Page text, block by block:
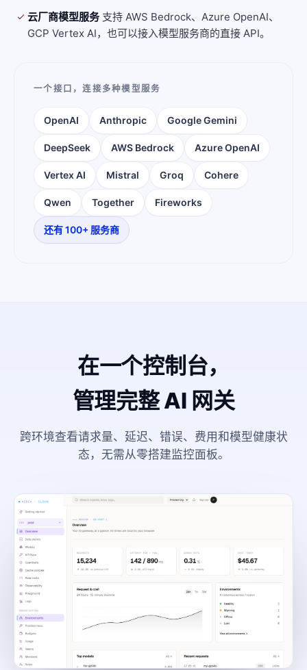
云厂商模型服务 支持 AWS Bedrock、Azure OpenAI、
GCP Vertex AI，也可以接入模型服务商的直接 API。
一个接口，连接多种模型服务
OpenAI Anthropic Google Gemini
DeepSeek AWS Bedrock Azure OpenAI
Vertex AI Mistral Groq Cohere
Qwen Together Fireworks
还有 100+ 服务商
在一个控制台，
管理完整 AI 网关
跨环境查看请求量、延迟、错误、费用和模型健康状
态，无需从零搭建监控面板。